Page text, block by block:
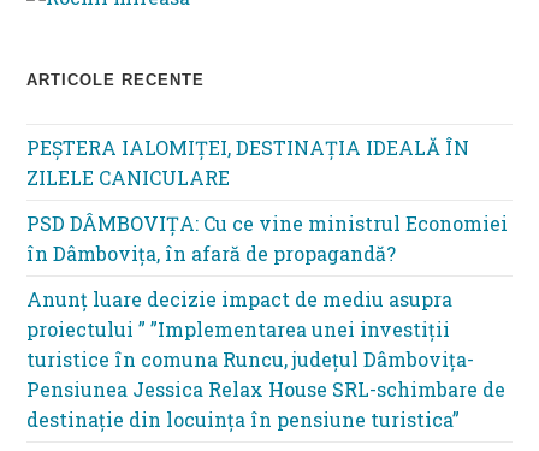
ARTICOLE RECENTE
PEȘTERA IALOMIȚEI, DESTINAȚIA IDEALĂ ÎN
ZILELE CANICULARE
PSD DÂMBOVIȚA: Cu ce vine ministrul Economiei
în Dâmbovița, în afară de propagandă?
Anunț luare decizie impact de mediu asupra
proiectului ” ”Implementarea unei investiții
turistice în comuna Runcu, județul Dâmbovița-
Pensiunea Jessica Relax House SRL-schimbare de
destinație din locuința în pensiune turistica”